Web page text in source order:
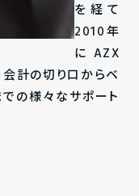
を経て
2010年
にAZX
計の切り口からベ
の様々なサポート